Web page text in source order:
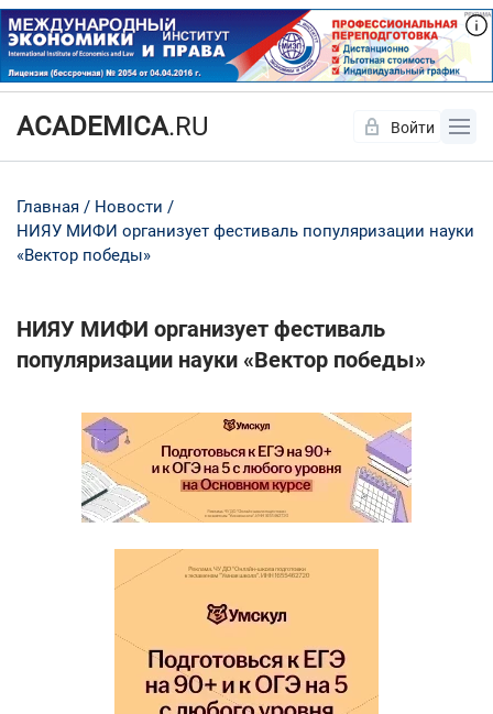
ACADEMICA.RU Войти
Главная
Новости
НИЯУ МИФИ организует фестиваль популяризации науки
«Вектор победы»
НИЯУ МИФИ организует фестиваль
популяризации науки «Вектор победы»
Да Нет